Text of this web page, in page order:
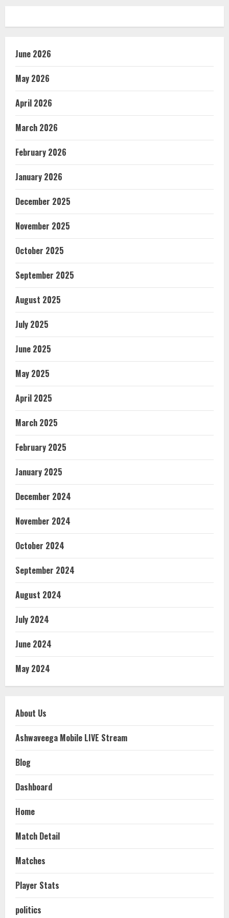
June 2026
May 2026
April 2026
March 2026
February 2026
January 2026
December 2025
November 2025
October 2025
September 2025
August 2025
July 2025
June 2025
May 2025
April 2025
March 2025
February 2025
January 2025
December 2024
November 2024
October 2024
September 2024
August 2024
July 2024
June 2024
May 2024
About Us
Ashwaveega Mobile LIVE Stream
Blog
Dashboard
Home
Match Detail
Matches
Player Stats
politics